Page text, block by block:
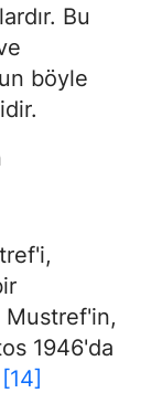
Bu
böyle
Mustref'in,
1946'da
[14]